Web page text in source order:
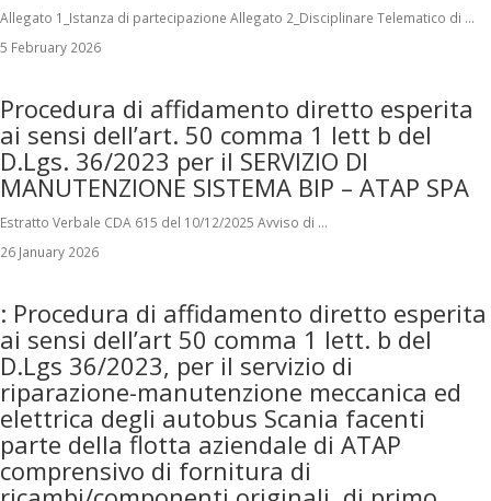
Allegato 1_Istanza di partecipazione Allegato 2_Disciplinare Telematico di …
5 February 2026
Procedura di affidamento diretto esperita
ai sensi dell’art. 50 comma 1 lett b del
D.Lgs. 36/2023 per il SERVIZIO DI
MANUTENZIONE SISTEMA BIP – ATAP SPA
Estratto Verbale CDA 615 del 10/12/2025 Avviso di …
26 January 2026
: Procedura di affidamento diretto esperita
ai sensi dell’art 50 comma 1 lett. b del
D.Lgs 36/2023, per il servizio di
riparazione-manutenzione meccanica ed
elettrica degli autobus Scania facenti
parte della flotta aziendale di ATAP
comprensivo di fornitura di